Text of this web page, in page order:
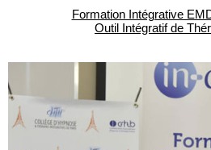
Formation Intégrative
Outil Intégratif de